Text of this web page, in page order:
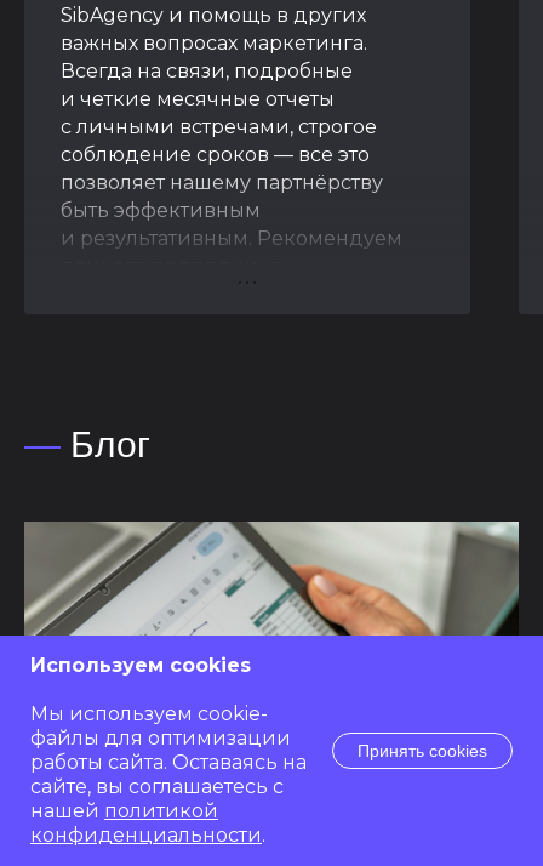
SibAgency и помощь в других
важных вопросах маркетинга.
Всегда на связи, подробные
и четкие месячные отчеты
с личными встречами, строгое
соблюдение сроков — все это
позволяет нашему партнёрству
быть эффективным
и результативным. Рекомендуем
— Блог
Используем cookies
Мы используем cookie-
файлы для оптимизации
работы сайта. Оставаясь на
сайте, вы соглашаетесь с
нашей политикой
конфиденциальности.
Принять cookies